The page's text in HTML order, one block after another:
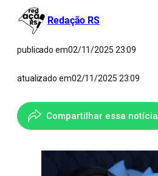
Redação RS
publicado em02/11/2025 23:09
atualizado em02/11/2025 23:09
Compartilhar essa notícia